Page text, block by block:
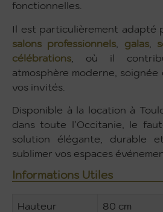
fonctionnelles.
Il est particulièrement adapté
salons professionnels
galas,
célébrations , où il
atmosphère moderne,
vos invités.
Disponible à la location à
dans toute l’Occitanie, le
solution élégante, durable
sublimer vos espaces
Informations Utiles
Hauteur 80 cm